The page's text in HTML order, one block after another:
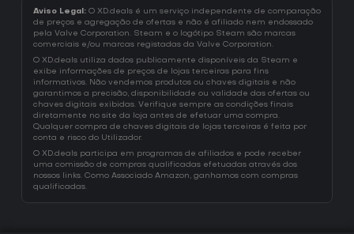
Aviso Legal: O XD.deals é um serviço independente de comparação
de preços e agregação de ofertas e não é afiliado nem endossado
pela Valve Corporation. Steam e o logótipo Steam são marcas
comerciais e/ou marcas registadas da Valve Corporation.
O XD.deals utiliza dados publicamente disponíveis da Steam e
exibe informações de preços de lojas terceiras para fins
informativos. Não vendemos produtos ou chaves digitais e não
garantimos a precisão, disponibilidade ou validade das ofertas ou
chaves digitais exibidas. Verifique sempre as condições finais
diretamente no site da loja antes de efetuar uma compra.
Qualquer compra de chaves digitais de lojas terceiras é feita por
conta e risco do Utilizador.
O XD.deals participa em programas de afiliados e pode receber
uma comissão de compras qualificadas efetuadas através dos
nossos links. Como Associado Amazon, ganhamos com compras
qualificadas.